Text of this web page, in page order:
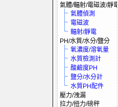
氣體/輻射/電磁波/靜電
氣體偵測
電磁波
輻射/靜電
PH/水質/水分/鹽分
氧濃度/溶氧量
水質檢測計
酸鹼度PH
鹽分/水分計
水質PH配件
壓力/洩漏
拉力/扭力/磅秤